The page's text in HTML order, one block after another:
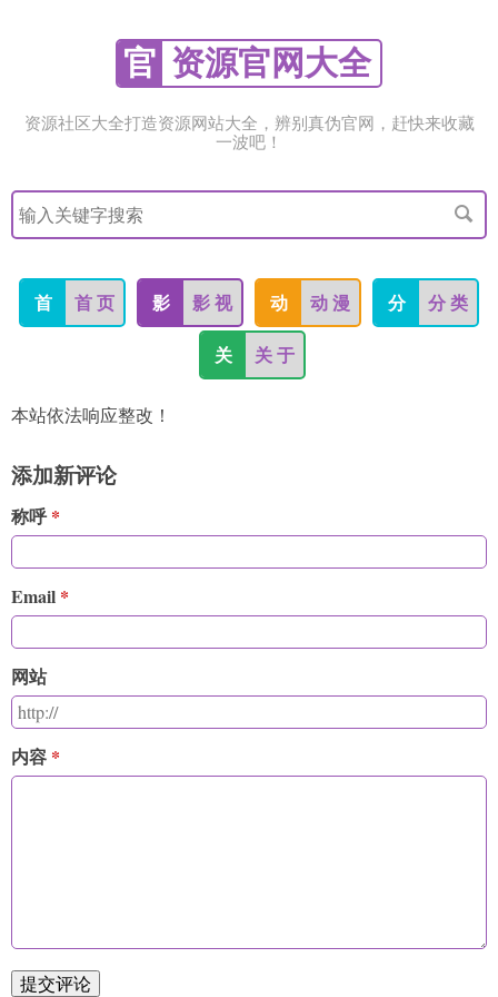
官 资源官网大全
资源社区大全打造资源网站大全，辨别真伪官网，赶快来收藏
一波吧！
搜
索
关
字
首 首 页 影 影 视 动 动 漫 分 分 类
关 关 于
本站依法响应整改！
添加新评论
称呼
Email
网站
内容
提交评论